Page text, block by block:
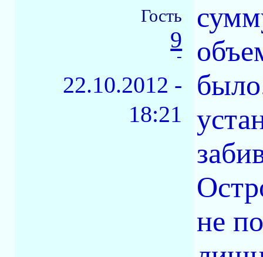
Гость
9
-
22.10.2012 -
18:21
не